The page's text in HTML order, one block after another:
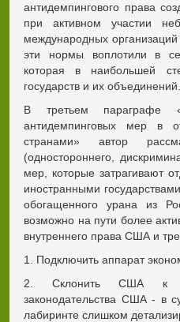
антидемпингового права
при активном участии
международных
эти нормы воплотили в
которая в наибольшей
государств и их объединений.
В третьем параграфе
антидемпинговых мер в
странами» автор
(одностороннего,
мер, которые затрагивают
иностранными
обогащенного урана из
возможно на пути более
внутреннего права США и
1. Подключить аппарат
2. Склонить США к
законодательства США - в
лабиринте слишком